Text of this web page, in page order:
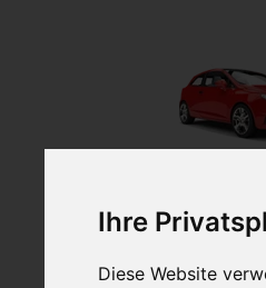
Ihre
Diese Website